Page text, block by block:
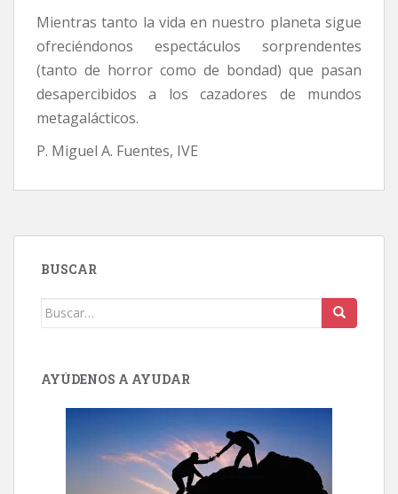
Mientras tanto la vida en nuestro planeta sigue
ofreciéndonos espectáculos sorprendentes
(tanto de horror como de bondad) que pasan
desapercibidos a los cazadores de mundos
metagalácticos.
P. Miguel A. Fuentes, IVE
BUSCAR
Buscar:
AYÚDENOS A AYUDAR